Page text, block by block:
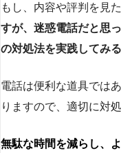
もし、内容や評判を見た
すが、迷惑電話だと思
の対処法を実践してみ
電話は便利な道具では
りますので、適切に対
無駄な時間を減らし、